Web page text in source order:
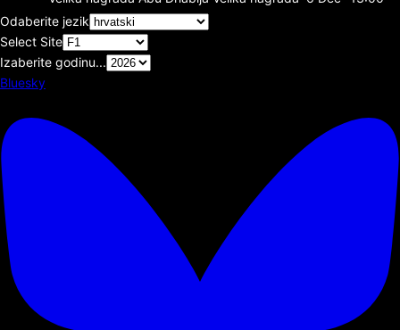
Odaberite jezik
Select Site
Izaberite godinu...
Bluesky